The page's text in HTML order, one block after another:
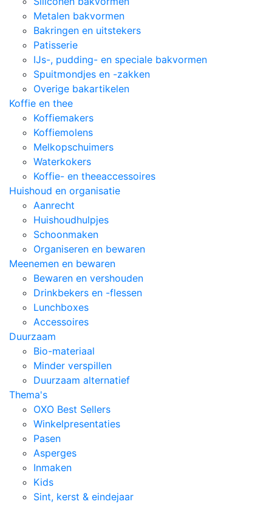
Metalen bakvormen
Bakringen en uitstekers
Patisserie
IJs-, pudding- en speciale bakvormen
Spuitmondjes en -zakken
Overige bakartikelen
Koffie en thee
Koffiemakers
Koffiemolens
Melkopschuimers
Waterkokers
Koffie- en theeaccessoires
Huishoud en organisatie
Aanrecht
Huishoudhulpjes
Schoonmaken
Organiseren en bewaren
Meenemen en bewaren
Bewaren en vershouden
Drinkbekers en -flessen
Lunchboxes
Accessoires
Duurzaam
Bio-materiaal
Minder verspillen
Duurzaam alternatief
Thema's
OXO Best Sellers
Winkelpresentaties
Pasen
Asperges
Inmaken
Kids
Sint, kerst & eindejaar